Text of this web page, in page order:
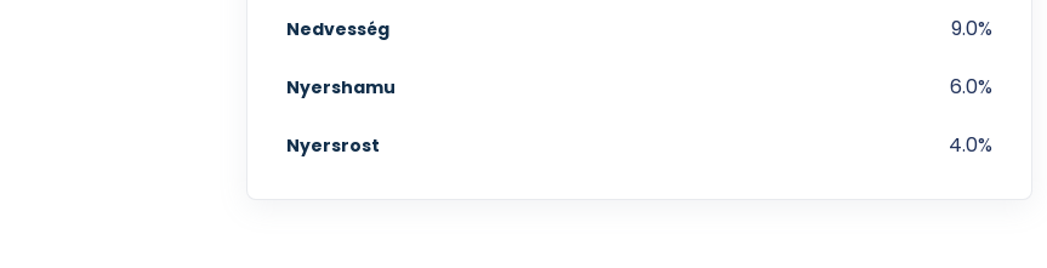
Nedvesség 9.0%
Nyershamu 6.0%
Nyersrost 4.0%